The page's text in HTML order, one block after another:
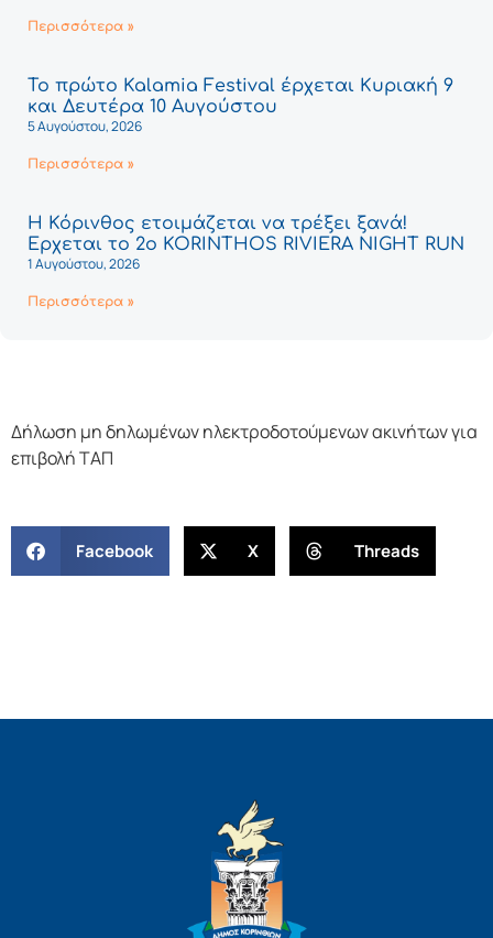
Περισσότερα »
Το πρώτο Kalamia Festival έρχεται Κυριακή 9
και Δευτέρα 10 Αυγούστου
5 Αυγούστου, 2026
Περισσότερα »
Η Κόρινθος ετοιμάζεται να τρέξει ξανά!
Έρχεται το 2ο KORINTHOS RIVIERA NIGHT RUN
1 Αυγούστου, 2026
Περισσότερα »
Δήλωση μη δηλωμένων ηλεκτροδοτούμενων ακινήτων για
επιβολή ΤΑΠ
Facebook X Threads